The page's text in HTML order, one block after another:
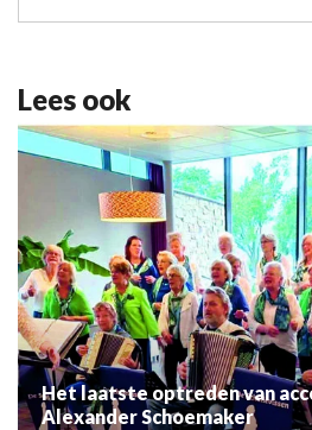
Lees ook
Het laatste optreden van
Alexander Schoemaker